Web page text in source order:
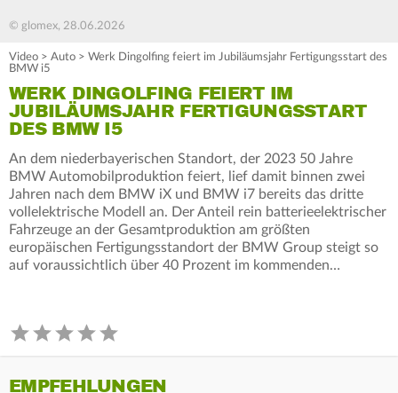
© glomex, 28.06.2026
Video > Auto > Werk Dingolfing feiert im Jubiläumsjahr Fertigungsstart des
BMW i5
WERK DINGOLFING FEIERT IM
JUBILÄUMSJAHR FERTIGUNGSSTART
DES BMW I5
An dem niederbayerischen Standort, der 2023 50 Jahre
BMW Automobilproduktion feiert, lief damit binnen zwei
Jahren nach dem BMW iX und BMW i7 bereits das dritte
vollelektrische Modell an. Der Anteil rein batterieelektrischer
Fahrzeuge an der Gesamtproduktion am größten
europäischen Fertigungsstandort der BMW Group steigt so
auf voraussichtlich über 40 Prozent im kommenden…
EMPFEHLUNGEN